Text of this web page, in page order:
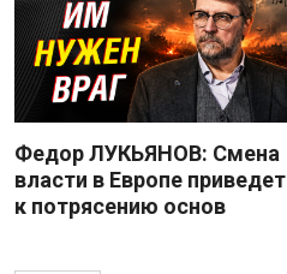
Федор ЛУКЬЯНОВ: Смена
власти в Европе приведет
к потрясению основ